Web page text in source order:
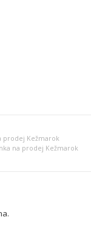
prodej Kežmarok
na prodej Kežmarok